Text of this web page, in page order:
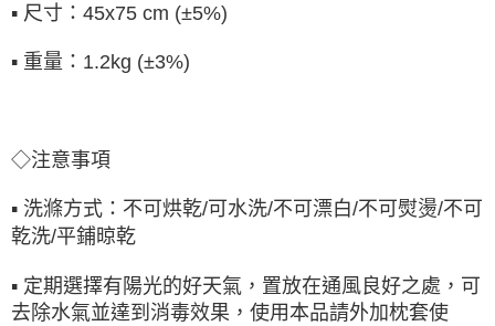
▪ 尺寸：45x75 cm (±5%)
▪ 重量：1.2kg (±3%)
◇注意事項
▪ 洗滌方式：不可烘乾/可水洗/不可漂白/不可熨燙/不可
乾洗/平鋪晾乾
▪ 定期選擇有陽光的好天氣，置放在通風良好之處，可
去除水氣並達到消毒效果，使用本品請外加枕套使